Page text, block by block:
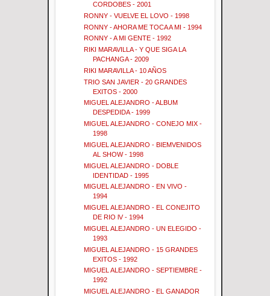
CORDOBES - 2001
RONNY - VUELVE EL LOVO - 1998
RONNY - AHORA ME TOCA A MI - 1994
RONNY - A MI GENTE - 1992
RIKI MARAVILLA - Y QUE SIGA LA
PACHANGA - 2009
RIKI MARAVILLA - 10 AÑOS
TRIO SAN JAVIER - 20 GRANDES
EXITOS - 2000
MIGUEL ALEJANDRO - ALBUM
DESPEDIDA - 1999
MIGUEL ALEJANDRO - CONEJO MIX -
1998
MIGUEL ALEJANDRO - BIEMVENIDOS
AL SHOW - 1998
MIGUEL ALEJANDRO - DOBLE
IDENTIDAD - 1995
MIGUEL ALEJANDRO - EN VIVO -
1994
MIGUEL ALEJANDRO - EL CONEJITO
DE RIO lV - 1994
MIGUEL ALEJANDRO - UN ELEGIDO -
1993
MIGUEL ALEJANDRO - 15 GRANDES
EXITOS - 1992
MIGUEL ALEJANDRO - SEPTIEMBRE -
1992
MIGUEL ALEJANDRO - EL GANADOR